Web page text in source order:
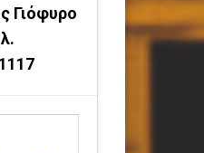
Γιόφυρο